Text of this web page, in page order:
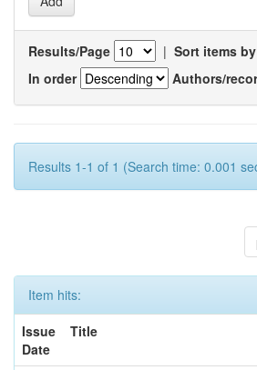
Results/Page | Sort items by
In order
Authors/
Results 1-1 of 1 (Search time: 0.001
Item hits:
Issue
Date
Title